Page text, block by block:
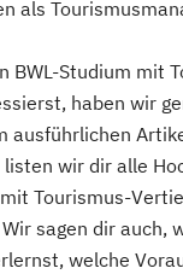
als
BWL-Studium mit
haben wir
ausführlichen
listen wir dir alle
Tourismus-
sagen dir auch,
welche